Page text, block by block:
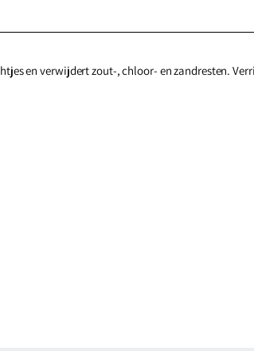
en verwijdert zout-, chloor- en zandresten.